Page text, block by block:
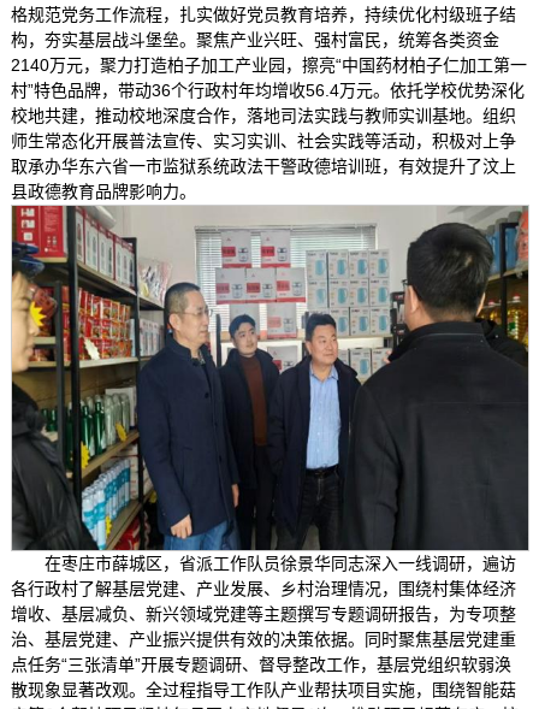
格规范党务工作流程，扎实做好党员教育培养，持续优化村级班子结
构，夯实基层战斗堡垒。聚焦产业兴旺、强村富民，统筹各类资金
2140万元，聚力打造柏子加工产业园，擦亮“中国药材柏子仁加工第一
村”特色品牌，带动36个行政村年均增收56.4万元。依托学校优势深化
校地共建，推动校地深度合作，落地司法实践与教师实训基地。组织
师生常态化开展普法宣传、实习实训、社会实践等活动，积极对上争
取承办华东六省一市监狱系统政法干警政德培训班，有效提升了汶上
县政德教育品牌影响力。
在枣庄市薛城区，省派工作队员徐景华同志深入一线调研，遍访
各行政村了解基层党建、产业发展、乡村治理情况，围绕村集体经济
增收、基层减负、新兴领域党建等主题撰写专题调研报告，为专项整
治、基层党建、产业振兴提供有效的决策依据。同时聚焦基层党建重
点任务“三张清单”开展专题调研、督导整改工作，基层党组织软弱涣
散现象显著改观。全过程指导工作队产业帮扶项目实施，围绕智能菇